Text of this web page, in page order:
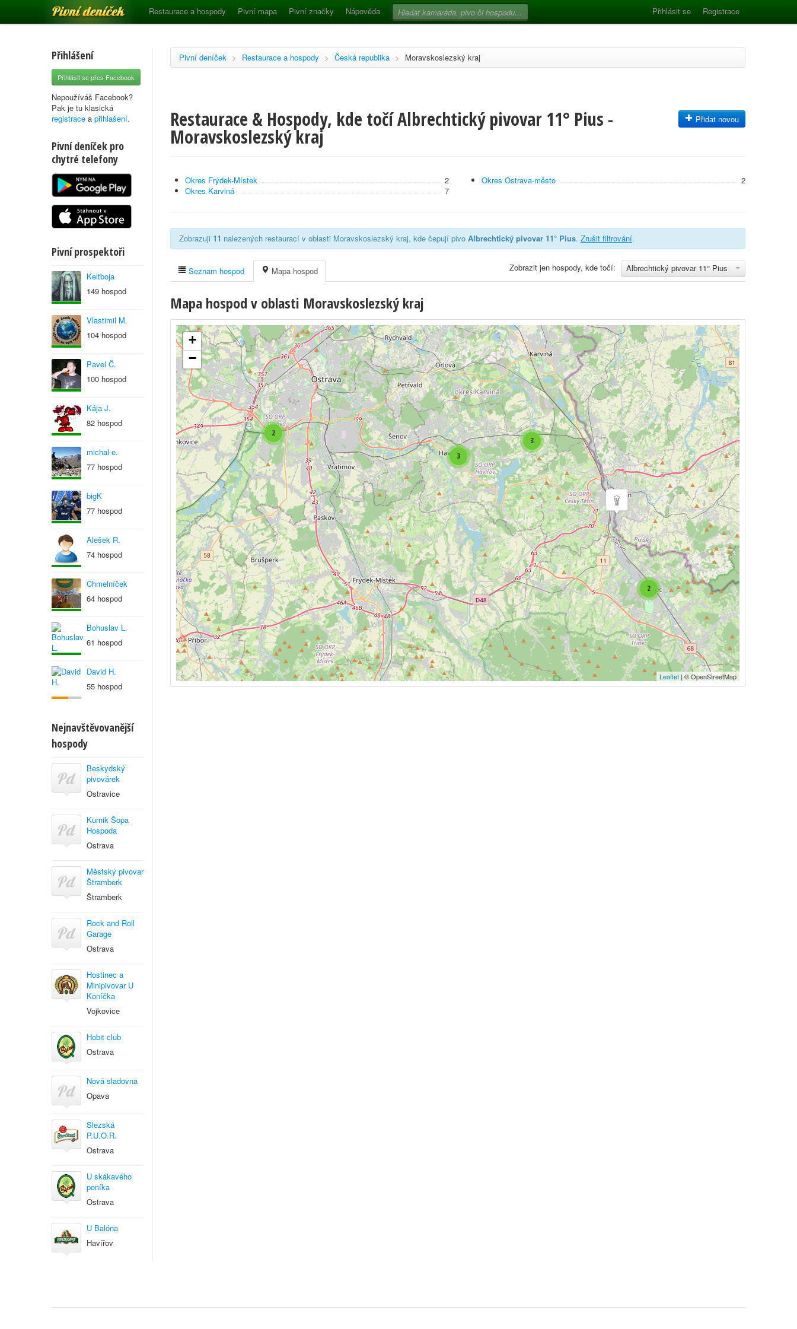
Pivní deníček Restaurace a hospody Pivní mapa Pivní značky Nápověda Přihlásit se Registrace
Přihlášení
Přihlásit se přes Facebook
Nepoužíváš Facebook?
Pak je tu klasická
registrace a přihlašení.
Pivní deníček pro
chytré telefony
Pivní prospektoři
Keltboja
149 hospod
Vlastimil M.
104 hospod
Pavel Č.
100 hospod
Kája J.
82 hospod
michal e.
77 hospod
bigK
77 hospod
Alešek R.
74 hospod
Chmelníček
64 hospod
Bohuslav L.
61 hospod
David H.
55 hospod
Nejnavštěvovanější
hospody
Beskydský
pivovárek
Ostravice
Kurnik Šopa
Hospoda
Ostrava
Městský pivovar
Štramberk
Štramberk
Rock and Roll
Garage
Ostrava
Hostinec a
Minipivovar U
Koníčka
Vojkovice
Hobit club
Ostrava
Nová sladovna
Opava
Slezská
P.U.O.R.
Ostrava
U skákavého
poníka
Ostrava
U Balóna
Havířov
Pivní deníček > Restaurace a hospody > Česká republika > Moravskoslezský kraj
Restaurace & Hospody, kde točí Albrechtický pivovar 11° Pius -
Moravskoslezský kraj
Přidat novou
Okres Frýdek-Místek
2
Okres Karviná
7
Okres Ostrava-město 2
Zobrazuji 11 nalezených restaurací v oblasti Moravskoslezský kraj, kde čepují pivo Albrechtický pivovar 11° Pius. Zrušit filtrování.
Albrechtický pivovar 11° Pius
Zobrazit jen hospody, kde točí:
Seznam hospod Mapa hospod
Mapa hospod v oblasti Moravskoslezský kraj
2
2
3
3
+
−
Leaflet | © OpenStreetMap